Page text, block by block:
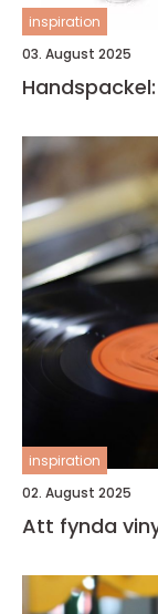
inspiration
03. August 2025
inspiration
02. August 2025
Att fynda